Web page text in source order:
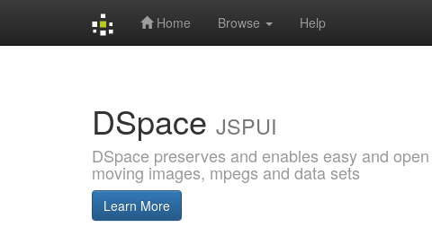
Home Browse Help
DSpace JSPUI
DSpace preserves and enables easy and
moving images, mpegs and data sets
Learn More